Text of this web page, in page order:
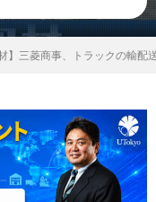
材】三菱商事、トラックの輸配